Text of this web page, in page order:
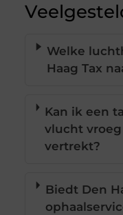
Welke
Haag Tax
Kan ik een
vlucht
vertrekt?
Biedt Den